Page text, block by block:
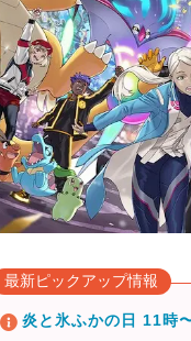
最新ピックアップ情報
炎と氷ふかの日 11時